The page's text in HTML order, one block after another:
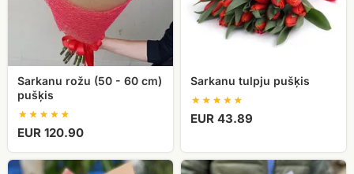
Sarkanu rožu (50 - 60 cm)
pušķis
EUR 120.90
Sarkanu tulpju pušķis
EUR 43.89
51
Tulpju